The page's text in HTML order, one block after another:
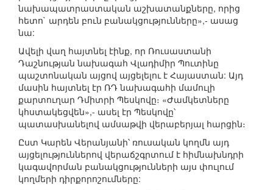
նախապատրաստական աշխատանքները, որից
հետո` արդեն բուն բանակցությունները»,- ասաց
նա:
Ավելի վաղ հայտնել էինք, որ Ռուսաստանի
Դաշնության նախագահ Վլադիմիր Պուտինը
պաշտոնական այցով այցելելու է Հայաստան: Այդ
մասին հայտնել էր ՌԴ նախագահի մամուլի
քարտուղար Դմիտրի Պեսկովը։ «Ժամկետները
կհստակեցվեն»,- ասել էր Պեսկովը՝
պատասխանելով ամսաթվի վերաբերյալ հարցին։
Ըստ Կարեն Վերանյանի՝ ռուսական կողմն այդ
այցելություններով վերաճշգրտում է հիմնախնդրի
կագավորման բանակցությունների այս փուլում
կողմերի դիրքորոշումները: